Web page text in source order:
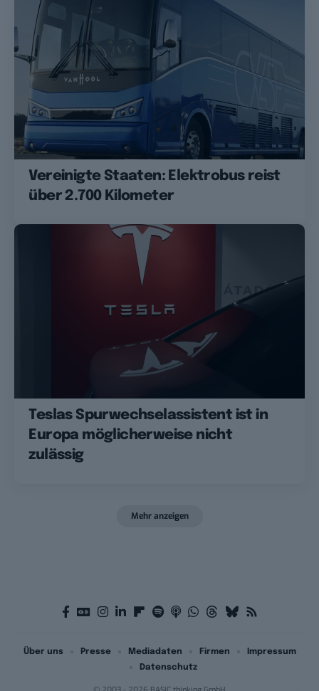
Vereinigte Staaten: Elektrobus reist
über 2.700 Kilometer
Teslas Spurwechselassistent ist in
Europa möglicherweise nicht
zulässig
Mehr anzeigen
Über uns Presse Mediadaten Firmen
Impressum
Datenschutz